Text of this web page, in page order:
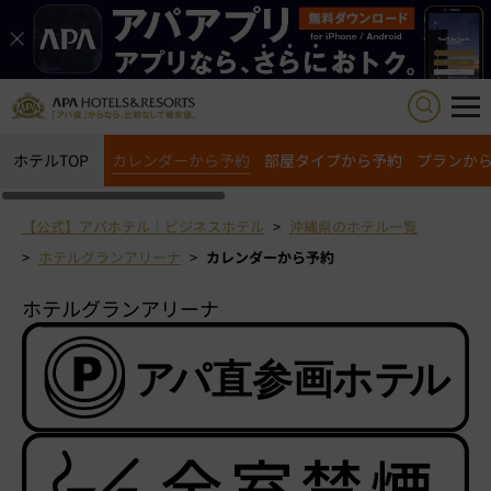
ホテルTOP カレンダーから予約 部屋タイプから予約 プランか
【公式】アパホテル｜ビジネスホテル
沖縄県のホテル一覧
ホテルグランアリーナ
カレンダーから予約
ホテルグランアリーナ